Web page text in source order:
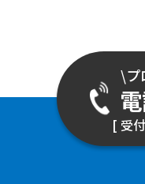
\プ
[ 受